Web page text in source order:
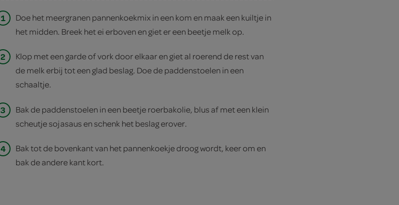
1
Doe het meergranen pannenkoekmix in een kom en maak een kuiltje in
het midden. Breek het ei erboven en giet er een beetje melk op.
2
Klop met een garde of vork door elkaar en giet al roerend de rest van
de melk erbij tot een glad beslag. Doe de paddenstoelen in een
schaaltje.
3
Bak de paddenstoelen in een beetje roerbakolie, blus af met een klein
scheutje sojasaus en schenk het beslag erover.
4
Bak tot de bovenkant van het pannenkoekje droog wordt, keer om en
bak de andere kant kort.